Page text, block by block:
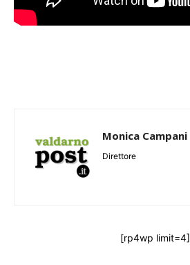
Monica Campani
Direttore
[rp4wp limit=4]